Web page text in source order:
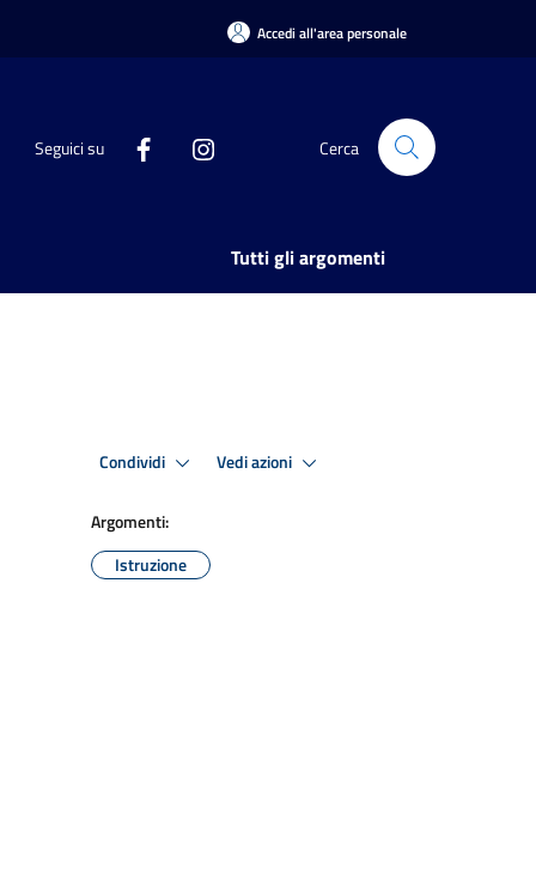
Accedi all'area personale
Seguici su Cerca
Tutti gli argomenti
Condividi Vedi azioni
Argomenti:
Istruzione